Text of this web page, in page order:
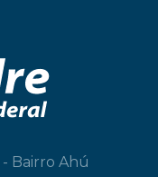
- Bairro Ahú